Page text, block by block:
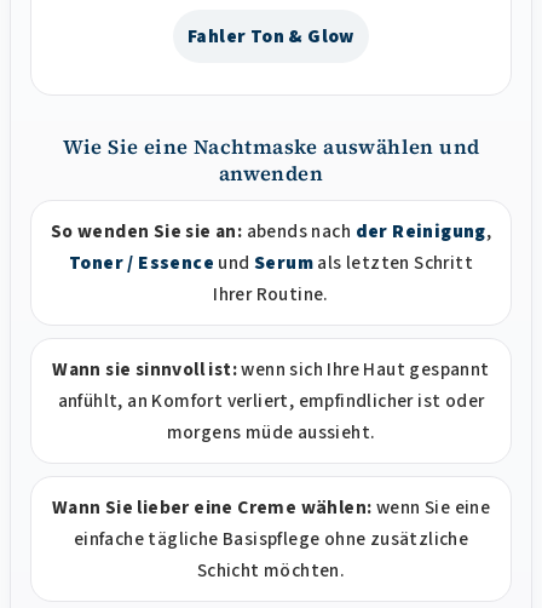
Fahler Ton & Glow
Wie Sie eine Nachtmaske auswählen und
anwenden
So wenden Sie sie an: abends nach der Reinigung,
Toner / Essence und Serumals letzten Schritt
Ihrer Routine.
Wann sie sinnvoll ist:wenn sich Ihre Haut gespannt
anfühlt, an Komfort verliert, empfindlicher ist oder
morgens müde aussieht.
Wann Sie lieber eine Creme wählen:wenn Sie eine
einfache tägliche Basispflege ohne zusätzliche
Schicht möchten.